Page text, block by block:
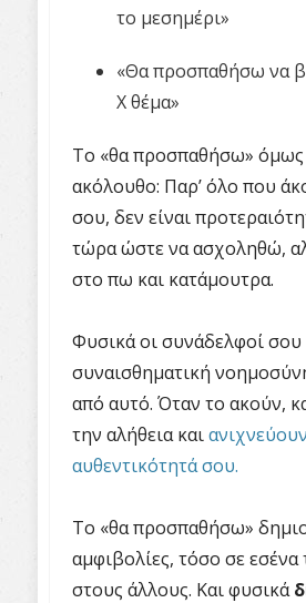
το μεσημέρι»
«Θα προσπαθήσω να
Χ θέμα»
Το «θα προσπαθήσω» όμως
ακόλουθο: Παρ’ όλο που
σου, δεν είναι
τώρα ώστε να ασχοληθώ,
στο πω και κατάμουτρα.
Φυσικά οι συνάδελφοί
συναισθηματική
από αυτό. Όταν το ακούν,
την αλήθεια και
αυθεντικότητά σου.
Το «θα προσπαθήσω»
αμφιβολίες, τόσο σε εσένα
στους άλλους. Και φυσικά